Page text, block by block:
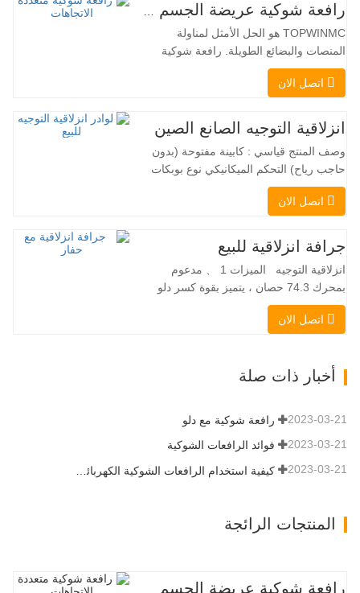
TOPWINMC هو الحل الأمثل لمناولة
المنصات والبضائع الطويلة. رافعة شوكية
ثنائية الاستخدام، تجمع بين مزايا الرافعة
الشوكية والرافعة الجانبية. محركها الكهربائي
بزاوية 360 درجة، يُمكّنان من تغيير الاتجاه
بسلاسة دون انقطاع في تدفق الحمولة، مما
يجعل TOPWINMC…
اتصل الان
انزلاقية التوجيه الصانع الصين
وصف المنتج قياسي : كابينة مفتوحة (بدون
حاجب رياح) التحكم الميكانيكي نوع بوبكات
عقبة ومقرنة سريعة ||| مضخة هيدروليكية
Danfoss الأمريكية محرك إيتون الأمريكي
التلقائي الفرامل الهيدروليكية دلو قياسي
اللودر الانزلاقي هو نوع من الآلات المناسبة
لموقع العمل الضيق…
اتصل الان
جرافة انزلاقية للبيع
انزلاقية التوجيه الميزات 1 、 مدعوم
بمحرك 74.3 حصان ، يتميز بقوة كسر دلو
عند 3350 كجم ، والأداء العالي والإنتاجية إلى
مجموعة متنوعة من الملحقات التي تتطلب
اتصل الان
أخبار ذات صلة
رافعة شوكية مع دلو 2023-03-21
فوائد الرافعات الشوكية 2023-03-21
2023-03-21
المنتجات الرائجة